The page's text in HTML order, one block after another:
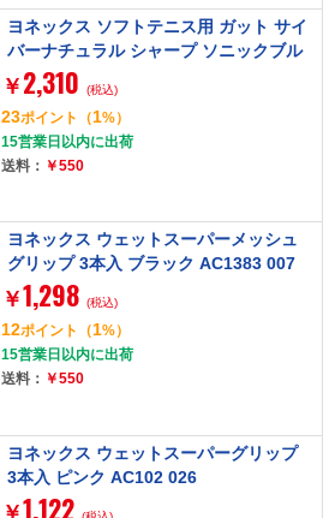
ヨネックス ソフトテニス用 ガット サイ
バーナチュラル シャープ ソニックブル
ー CSG550SP 627
￥ 2,310 (税込)
23ポイント （1%）
15営業日以内に出荷
送料： ￥550
ヨネックス ウェットスーパーメッシュ
グリップ 3本入 ブラック AC1383 007
￥1,298 (税込)
12ポイント （1%）
15営業日以内に出荷
送料： ￥550
ヨネックス ウェットスーパーグリップ
3本入 ピンク AC102 026
￥1,122